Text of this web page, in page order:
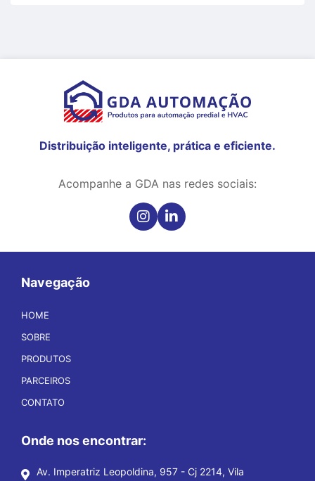
Distribuição inteligente, prática e eficiente.
Acompanhe a GDA nas redes sociais:
Navegação
HOME
SOBRE
PRODUTOS
PARCEIROS
CONTATO
Onde nos encontrar:
Av. Imperatriz Leopoldina, 957 - Cj 2214, Vila